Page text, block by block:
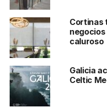
valorará qué
El I+P 2025 cuenta con
Coruña y del Igape.
foro Pedralonga
profesionales AGAG y
Music Library & SFX y
oficiales del evento.
Cortinas
caluroso
Galicia
Celtic